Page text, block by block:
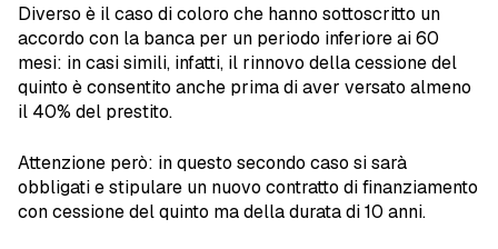
Diverso è il caso di coloro che hanno sottoscritto un
accordo con la banca per un periodo inferiore ai 60
mesi: in casi simili, infatti, il rinnovo della cessione del
quinto è consentito anche prima di aver versato almeno
il 40% del prestito.
Attenzione però: in questo secondo caso si sarà
obbligati e stipulare un nuovo contratto di finanziamento
con cessione del quinto ma della durata di 10 anni.